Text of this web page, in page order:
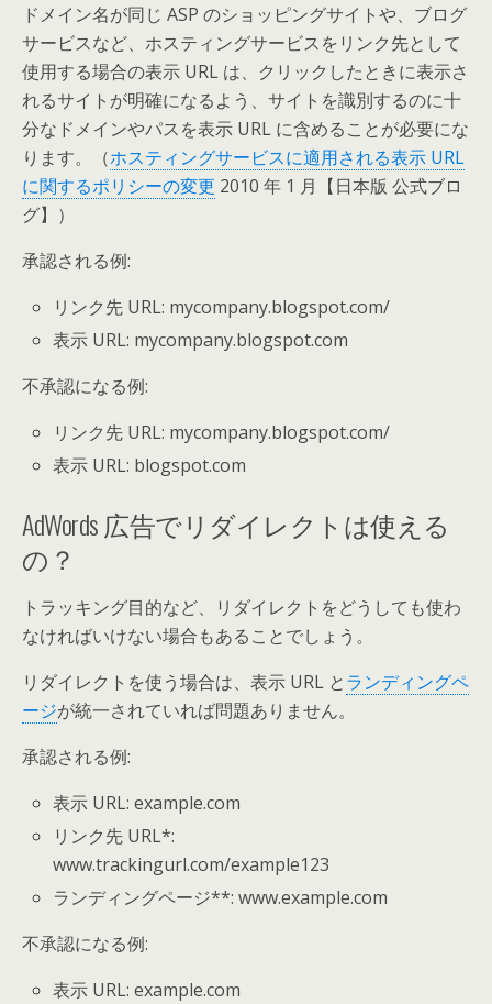
ドメイン名が同じ ASP のショッピングサイトや、ブログ
サービスなど、ホスティングサービスをリンク先として
使用する場合の表示 URL は、クリックしたときに表示さ
れるサイトが明確になるよう、サイトを識別するのに十
分なドメインやパスを表示 URL に含めることが必要にな
ります。（ホスティングサービスに適用される表示 URL
に関するポリシーの変更 2010 年 1 月【日本版 公式ブロ
グ】）
承認される例:
リンク先 URL: mycompany.blogspot.com/
表示 URL: mycompany.blogspot.com
不承認になる例:
リンク先 URL: mycompany.blogspot.com/
表示 URL: blogspot.com
AdWords 広告でリダイレクトは使える
の？
トラッキング目的など、リダイレクトをどうしても使わ
なければいけない場合もあることでしょう。
リダイレクトを使う場合は、表示 URL とランディングペ
ージが統一されていれば問題ありません。
承認される例:
表示 URL: example.com
リンク先 URL*:
www.trackingurl.com/example123
ランディングページ**: www.example.com
不承認になる例:
表示 URL: example.com